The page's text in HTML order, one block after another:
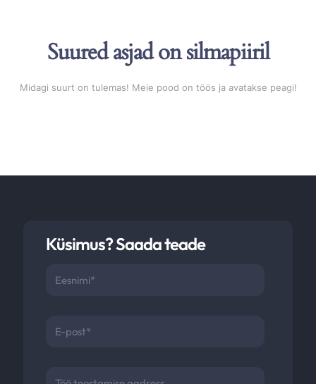
Suured asjad on silmapiiril
Midagi suurt on tulemas! Meie pood on töös ja avatakse peagi!
Küsimus? Saada teade